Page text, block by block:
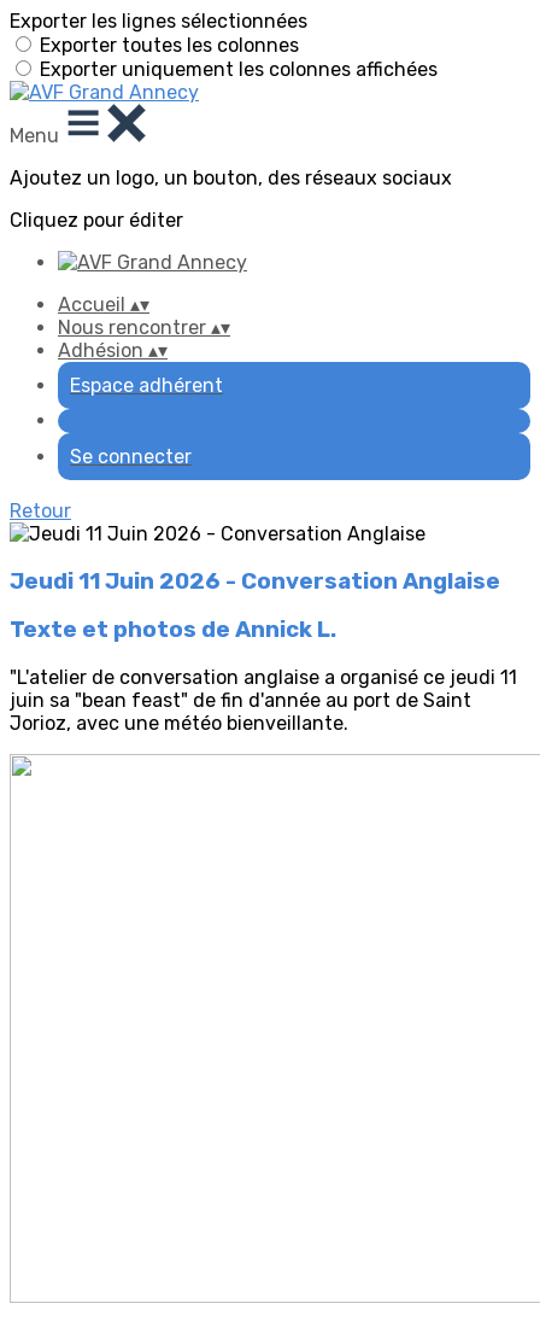
Exporter les lignes sélectionnées
Exporter toutes les colonnes
Exporter uniquement les colonnes affichées
Menu
Ajoutez un logo, un bouton, des réseaux sociaux
Cliquez pour éditer
Accueil ▴▾
Nous rencontrer ▴▾
Adhésion ▴▾
Espace adhérent
Se connecter
Retour
Jeudi 11 Juin 2026 - Conversation Anglaise
Texte et photos de Annick L.
"L'atelier de conversation anglaise a organisé ce jeudi 11
juin sa "bean feast" de fin d'année au port de Saint
Jorioz, avec une météo bienveillante.